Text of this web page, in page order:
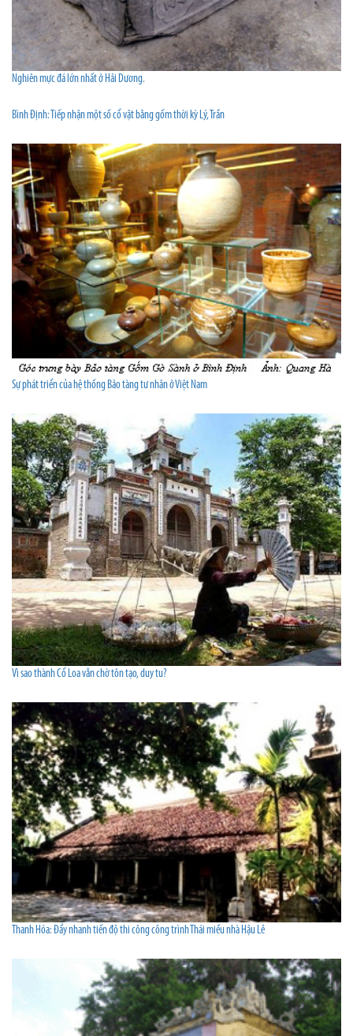
Nghiên mực đá lớn nhất ở Hải Dương.
Bình Định: Tiếp nhận một số cổ vật bằng gốm thời kỳ Lý, Trần
Sự phát triển của hệ thống Bảo tàng tư nhân ở Việt Nam
Vì sao thành Cổ Loa vẫn chờ tôn tạo, duy tu?
Thanh Hóa: Đẩy nhanh tiến độ thi công công trình Thái miếu nhà Hậu Lê